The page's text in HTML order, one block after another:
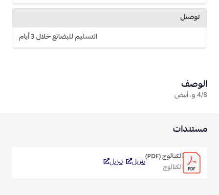
مستندات
الكتالوج (PDF)
الكتالوج
تنزيل تنزيل
توصيل
التسليم للبضائع خلال 3 أيام
الوصف
4/8 و، أبيض